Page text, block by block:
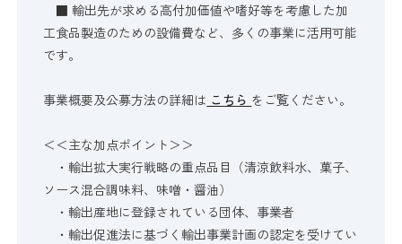
■ 輸出先が求める高付加価値や嗜好等を考慮した加
工食品製造のための設備費など、多くの事業に活用可能
です。
事業概要及公募方法の詳細は こちら をご覧ください。
＜＜主な加点ポイント＞＞
・輸出拡大実行戦略の重点品目（清涼飲料水、菓子、
ソース混合調味料、味噌・醤油）
・輸出産地に登録されている団体、事業者
・輸出促進法に基づく輸出事業計画の認定を受けてい